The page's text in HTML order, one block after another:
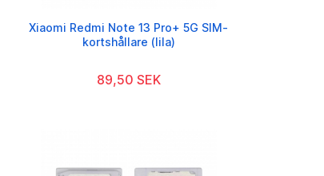
Xiaomi Redmi Note 13 Pro+ 5G SIM-
kortshållare (lila)
89,50 SEK